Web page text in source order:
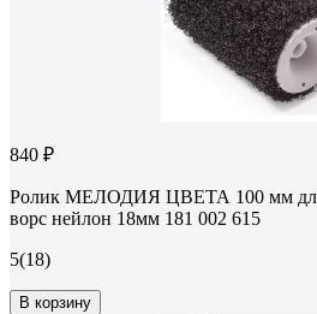
840 ₽
Ролик МЕЛОДИЯ ЦВЕТА 100 мм для
ворс нейлон 18мм 181 002 615
5(18)
В корзину